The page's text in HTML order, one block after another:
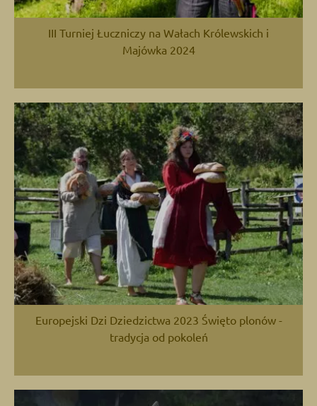
III Turniej Łuczniczy na Wałach Królewskich i
Majówka 2024
Europejski Dzi Dziedzictwa 2023 Święto plonów -
tradycja od pokoleń